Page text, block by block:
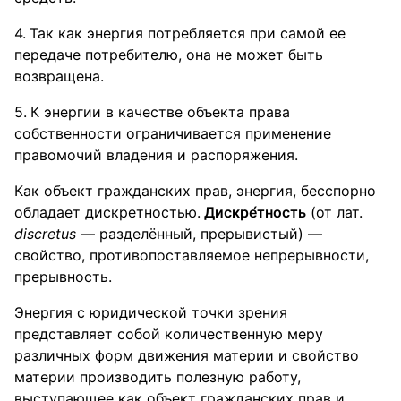
Так как энергия потребляется при самой ее
передаче потребителю, она не может быть
возвращена.
К энергии в качестве объекта права
собственности ограничивается применение
правомочий владения и распоряжения.
Как объект гражданских прав, энергия, бесспорно
обладает дискретностью. Дискре́тность (от лат.
discretus — разделённый, прерывистый) —
свойство, противопоставляемое непрерывности,
прерывность.
Энергия с юридической точки зрения
представляет собой количественную меру
различных форм движения материи и свойство
материи производить полезную работу,